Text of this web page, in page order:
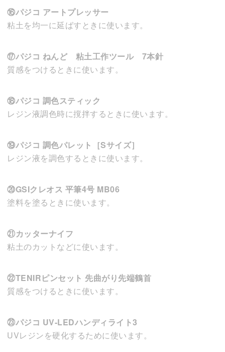
⑯パジコ アートプレッサー
粘土を均一に延ばすときに使います。
⑰パジコ ねんど 粘土工作ツール 7本針
質感をつけるときに使います。
⑱パジコ 調色スティック
レジン液調色時に撹拌するときに使います。
⑲パジコ 調色パレット［Sサイズ］
レジン液を調色するときに使います。
⑳GSIクレオス 平筆4号 MB06
塗料を塗るときに使います。
㉑カッターナイフ
粘土のカットなどに使います。
㉒TENIRピンセット 先曲がり先端鶴首
質感をつけるときに使います。
㉓パジコ UV-LEDハンディライト3
UVレジンを硬化するために使います。